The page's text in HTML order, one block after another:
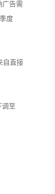
广告需
度
自直接
至
易汇
Markets